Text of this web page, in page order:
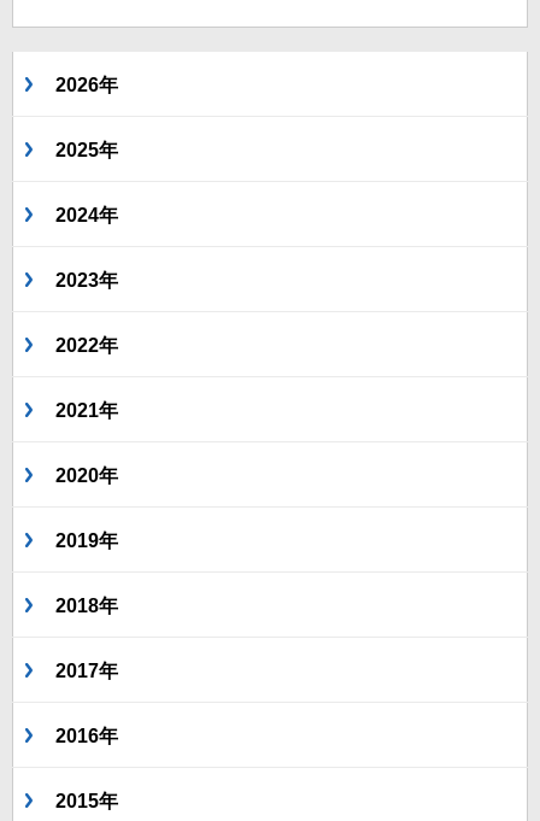
2026年
2025年
2024年
2023年
2022年
2021年
2020年
2019年
2018年
2017年
2016年
2015年